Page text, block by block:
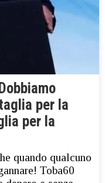
per la
per la
quando qualcuno
Toba60